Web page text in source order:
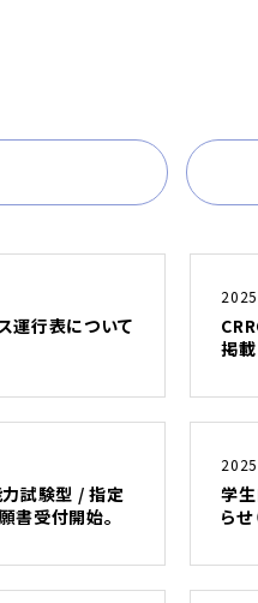
運行表について
掲載
試験型 / 指定
書受付開始。
学
らせ